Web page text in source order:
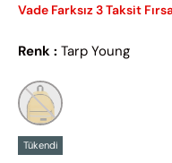
Vade Farksız 3 Taksit
Renk : Tarp Young
Tükendi